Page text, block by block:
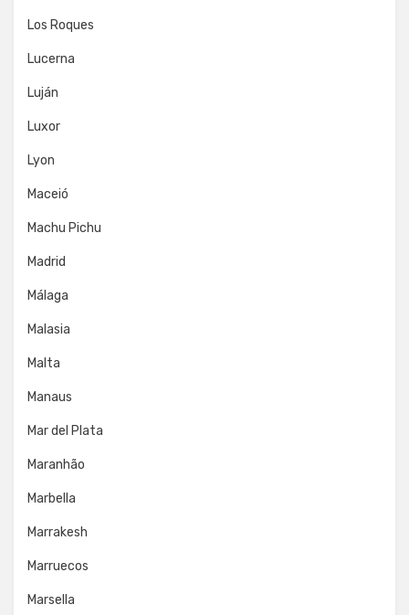
Los Roques
Lucerna
Luján
Luxor
Lyon
Maceió
Machu Pichu
Madrid
Málaga
Malasia
Malta
Manaus
Mar del Plata
Maranhão
Marbella
Marrakesh
Marruecos
Marsella